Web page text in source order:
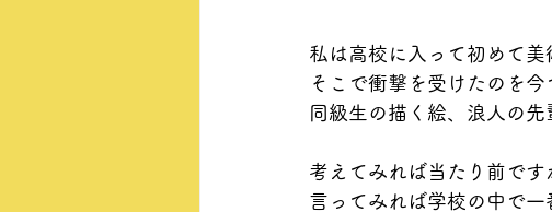
私は高校に入って初めて美
そこで衝撃を受けたのを今
同級生の描く絵、浪人の先
考えてみれば当たり前です
言ってみれば学校の中で一